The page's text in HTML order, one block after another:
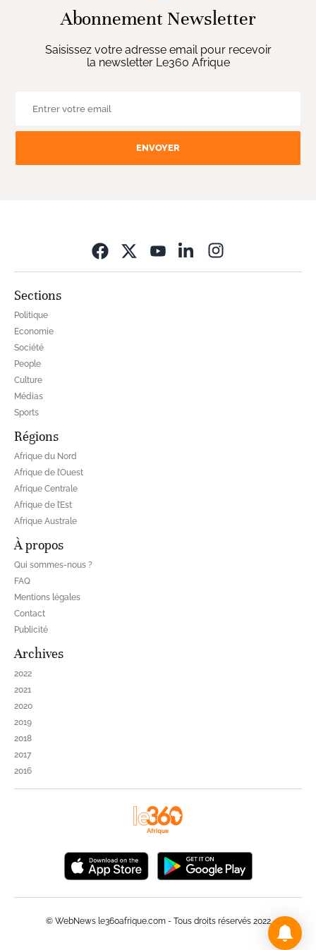
Abonnement Newsletter
Saisissez votre adresse email pour recevoir
la newsletter Le360 Afrique
ENVOYER
Sections
Politique
Economie
Société
People
Culture
Médias
Sports
Régions
Afrique du Nord
Afrique de l’Ouest
Afrique Centrale
Afrique de l’Est
Afrique Australe
À propos
Qui sommes-nous ?
FAQ
Mentions légales
Contact
Publicité
Archives
2022
2021
2020
2019
2018
2017
2016
© WebNews le360afrique.com - Tous droits réservés 2022